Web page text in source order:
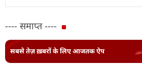
---- समाप्त ----
सबसे तेज़ ख़बरों के लिए आजतक ऐप